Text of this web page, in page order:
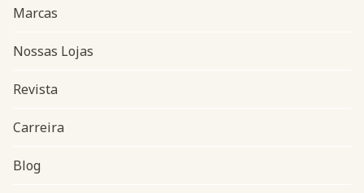
Navegação do rodapé
Marcas
Nossas Lojas
Revista
Carreira
Blog